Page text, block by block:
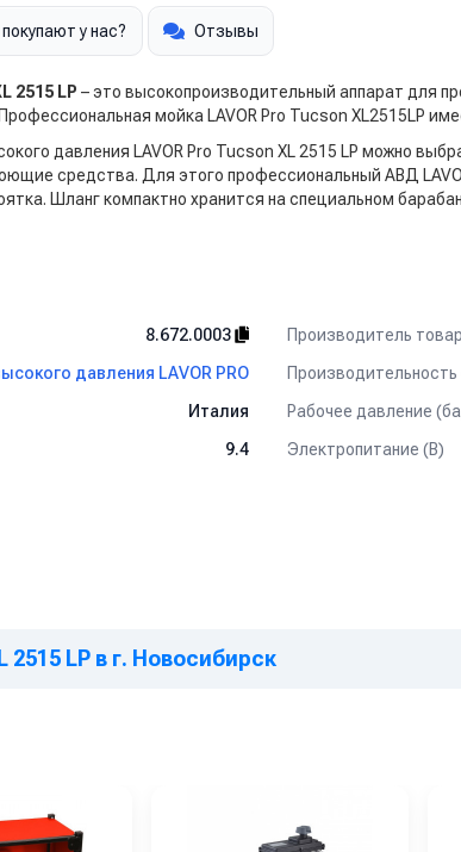
у нас? Отзывы
2515 LP – это высокопроизводительный аппарат для
мойка LAVOR Pro Tucson XL2515LP
давления LAVOR Pro Tucson XL 2515 LP можно
средства. Для этого профессиональный АВД
Шланг компактно хранится на специальном
8.672.0003 Производитель
давления LAVOR PRO Производительность
Италия Рабочее давление
9.4 Электропитание (В)
2515 LP в г. Новосибирск